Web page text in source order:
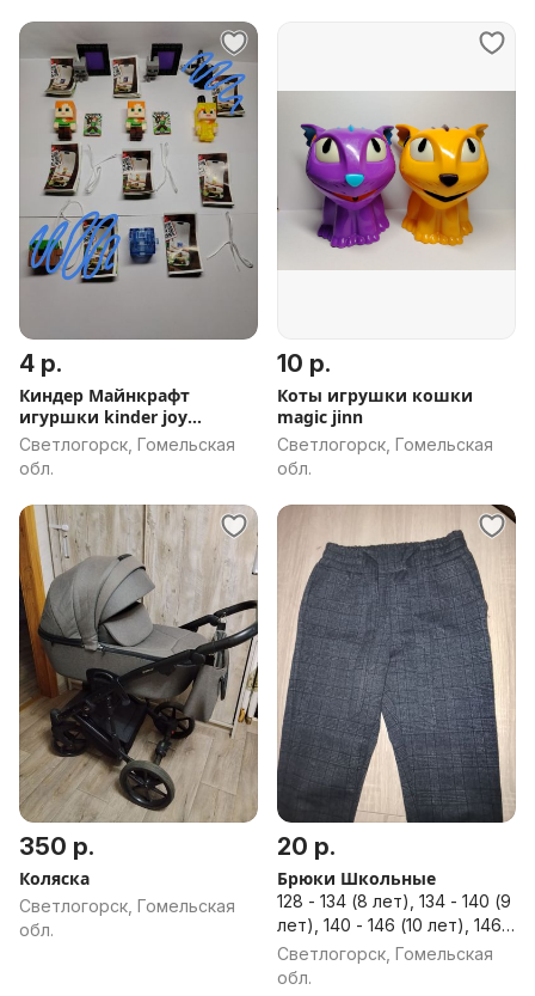
4 р.
Киндер Майнкрафт
игуршки kinder joy
Minecraft.
Светлогорск, Гомельская
обл.
10 р.
Коты игрушки кошки
magic jinn
Светлогорск, Гомельская
обл.
350 р.
Коляска
Светлогорск, Гомельская
обл.
20 р.
Брюки Школьные
128 - 134 (8 лет), 134 - 140 (9
лет), 140 - 146 (10 лет), 146 -
152 (11 лет), 152 - 158 (12 лет)
Светлогорск, Гомельская
обл.